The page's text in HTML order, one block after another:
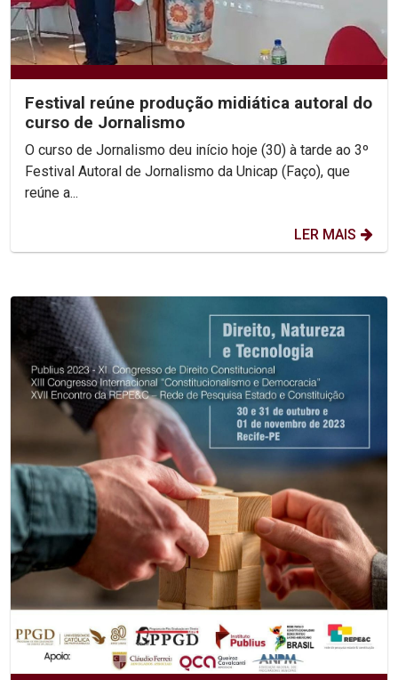
Festival reúne produção midiática autoral do
curso de Jornalismo
O curso de Jornalismo deu início hoje (30) à tarde ao 3º
Festival Autoral de Jornalismo da Unicap (Faço), que
reúne a...
LER MAIS